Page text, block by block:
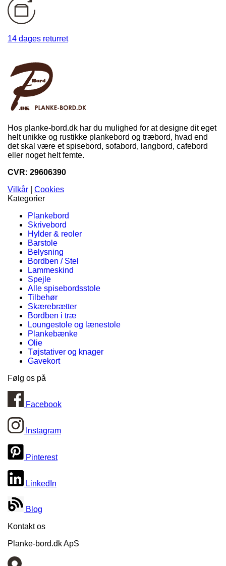
14 dages returret
Hos planke-bord.dk har du mulighed for at designe dit eget
helt unikke og rustikke plankebord og træbord, hvad end
det skal være et spisebord, sofabord, langbord, cafebord
eller noget helt femte.
CVR: 29606390
Vilkår
Cookies
Kategorier
Plankebord
Skrivebord
Hylder & reoler
Barstole
Belysning
Bordben / Stel
Lammeskind
Spejle
Alle spisebordsstole
Tilbehør
Skærebrætter
Bordben i træ
Loungestole og lænestole
Plankebænke
Olie
Tøjstativer og knager
Gavekort
Følg os på
Facebook
Instagram
Pinterest
LinkedIn
Blog
Kontakt os
Planke-bord.dk ApS